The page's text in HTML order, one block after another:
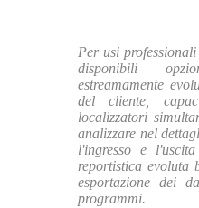
Per usi
disponibili
estreamamente
del cliente,
localizzatori
analizzare nel
l'ingresso e
reportistica evoluta
esportazione dei
programmi.